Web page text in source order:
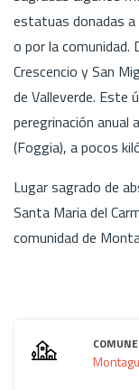
estatuas donadas
o por la comunidad.
Crescencio y San
de Valleverde. Este
peregrinación anual
(Foggia), a pocos
Lugar sagrado de
Santa Maria del
comunidad de